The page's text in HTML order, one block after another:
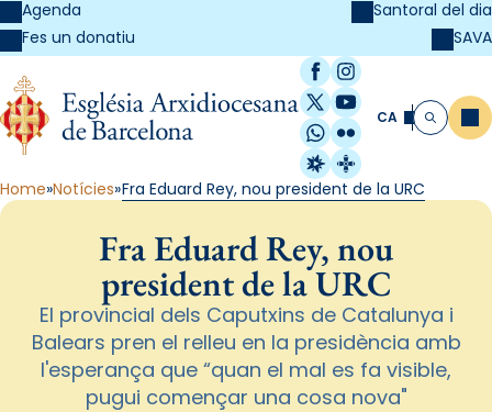
Agenda
Fes un donatiu
Santoral del dia
SAVA
Facebook
Instagram
X / Twitter
YouTube
WhatsApp
Flickr
Radio Estel
Catalunya
CA Cerca
Home Notícies Fra Eduard Rey, nou president de la URC
Fra Eduard Rey, nou
president de la URC
El provincial dels Caputxins de Catalunya i
Balears pren el relleu en la presidència amb
l'esperança que “quan el mal es fa visible,
pugui començar una cosa nova"